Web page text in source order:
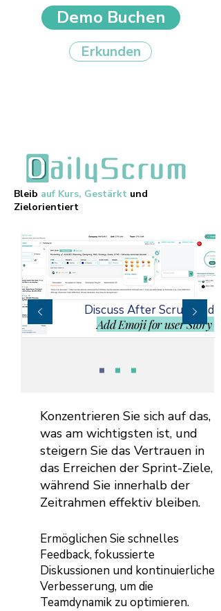
Demo Buchen
Erkunden
Bleib auf Kurs, Gestärkt und
Zielorientiert
Discuss After Scrum and
Add Emoji for user Story
Konzentrieren Sie sich auf das,
was am wichtigsten ist, und
steigern Sie das Vertrauen in
das Erreichen der Sprint-Ziele,
während Sie innerhalb der
Zeitrahmen effektiv bleiben.
Ermöglichen Sie schnelles
Feedback, fokussierte
Diskussionen und kontinuierliche
Verbesserung, um die
Teamdynamik zu optimieren.​